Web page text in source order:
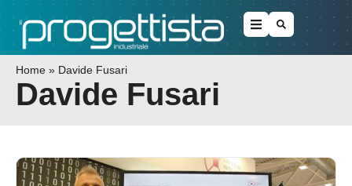
Home » Davide Fusari
Davide Fusari